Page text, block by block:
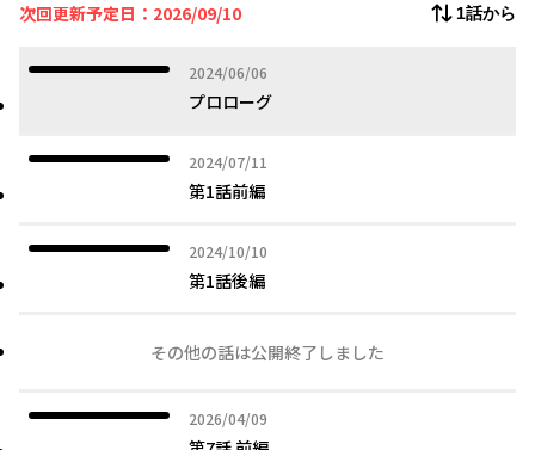
次回更新予定日：2026/09/10 1話から
2024/06/06
2024年06月06日
プロローグ
2024/07/11
2024年07月11日
第1話前編
2024/10/10
2024年10月10日
第1話後編
その他の話は公開終了しました
2026/04/09
2026年04月09日